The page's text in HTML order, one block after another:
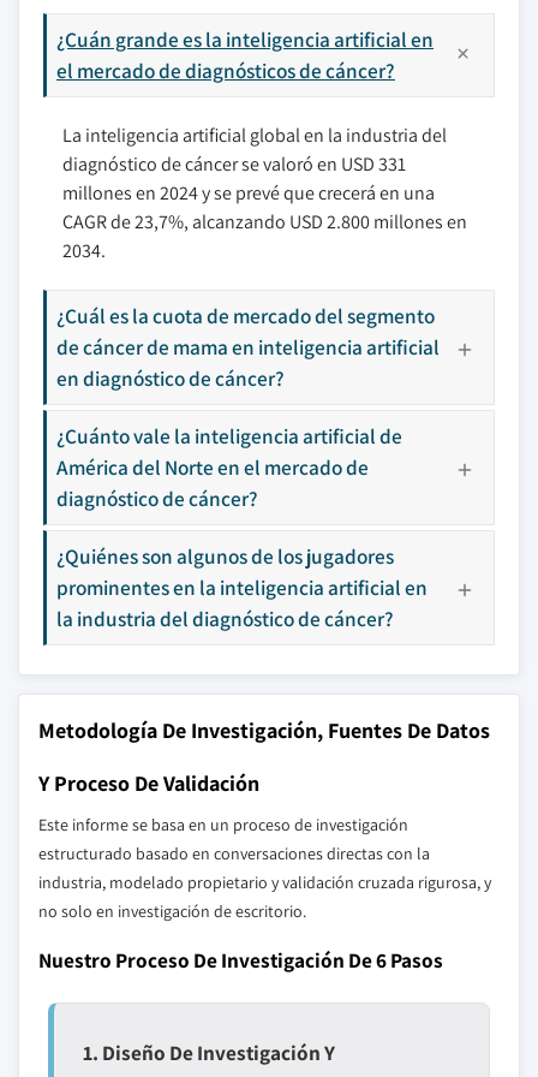
¿Cuán grande es la inteligencia artificial en
el mercado de diagnósticos de cáncer?
La inteligencia artificial global en la industria del
diagnóstico de cáncer se valoró en USD 331
millones en 2024 y se prevé que crecerá en una
CAGR de 23,7%, alcanzando USD 2.800 millones en
2034.
¿Cuál es la cuota de mercado del segmento
de cáncer de mama en inteligencia artificial
en diagnóstico de cáncer?
¿Cuánto vale la inteligencia artificial de
América del Norte en el mercado de
diagnóstico de cáncer?
¿Quiénes son algunos de los jugadores
prominentes en la inteligencia artificial en
la industria del diagnóstico de cáncer?
Metodología De Investigación, Fuentes De Datos
Y Proceso De Validación
Este informe se basa en un proceso de investigación
estructurado basado en conversaciones directas con la
industria, modelado propietario y validación cruzada rigurosa, y
no solo en investigación de escritorio.
Nuestro Proceso De Investigación De 6 Pasos
1. Diseño De Investigación Y